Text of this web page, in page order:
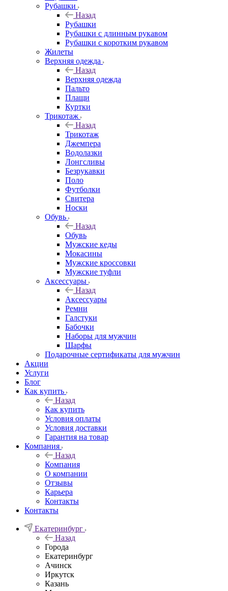
Рубашки
Назад
Рубашки
Рубашки с длинным рукавом
Рубашки с коротким рукавом
Жилеты
Верхняя одежда
Назад
Верхняя одежда
Пальто
Плащи
Куртки
Трикотаж
Назад
Трикотаж
Джемпера
Водолазки
Лонгсливы
Безрукавки
Поло
Футболки
Свитера
Носки
Обувь
Назад
Обувь
Мужские кеды
Мокасины
Мужские кроссовки
Мужские туфли
Аксессуары
Назад
Аксессуары
Ремни
Галстуки
Бабочки
Наборы для мужчин
Шарфы
Подарочные сертификаты для мужчин
Акции
Услуги
Блог
Как купить
Назад
Как купить
Условия оплаты
Условия доставки
Гарантия на товар
Компания
Назад
Компания
О компании
Отзывы
Карьера
Контакты
Контакты
Екатеринбург
Назад
Города
Екатеринбург
Ачинск
Иркутск
Казань